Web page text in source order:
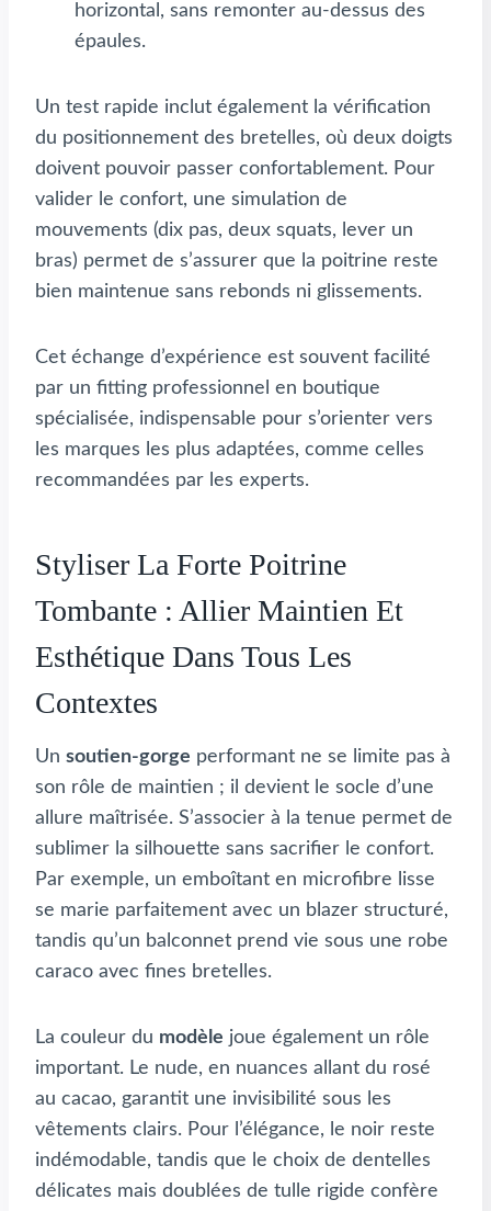
horizontal, sans remonter au-dessus des
épaules.
Un test rapide inclut également la vérification
du positionnement des bretelles, où deux doigts
doivent pouvoir passer confortablement. Pour
valider le confort, une simulation de
mouvements (dix pas, deux squats, lever un
bras) permet de s’assurer que la poitrine reste
bien maintenue sans rebonds ni glissements.
Cet échange d’expérience est souvent facilité
par un fitting professionnel en boutique
spécialisée, indispensable pour s’orienter vers
les marques les plus adaptées, comme celles
recommandées par les experts.
Styliser La Forte Poitrine
Tombante : Allier Maintien Et
Esthétique Dans Tous Les
Contextes
Un soutien-gorge performant ne se limite pas à
son rôle de maintien ; il devient le socle d’une
allure maîtrisée. S’associer à la tenue permet de
sublimer la silhouette sans sacrifier le confort.
Par exemple, un emboîtant en microfibre lisse
se marie parfaitement avec un blazer structuré,
tandis qu’un balconnet prend vie sous une robe
caraco avec fines bretelles.
La couleur du modèle joue également un rôle
important. Le nude, en nuances allant du rosé
au cacao, garantit une invisibilité sous les
vêtements clairs. Pour l’élégance, le noir reste
indémodable, tandis que le choix de dentelles
délicates mais doublées de tulle rigide confère